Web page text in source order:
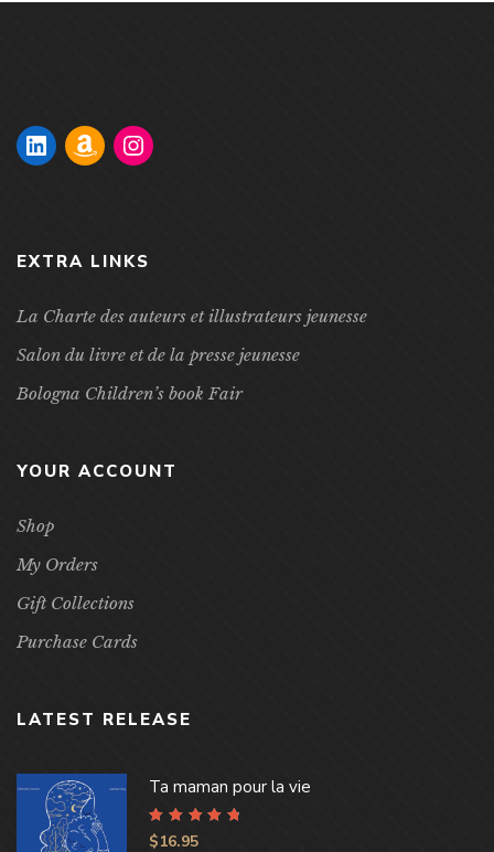
EXTRA LINKS
La Charte des auteurs et illustrateurs jeunesse
Salon du livre et de la presse jeunesse
Bologna Children’s book Fair
YOUR ACCOUNT
Shop
My Orders
Gift Collections
Purchase Cards
LATEST RELEASE
Ta maman pour la vie
Rated 4.96
of 5
$16.95